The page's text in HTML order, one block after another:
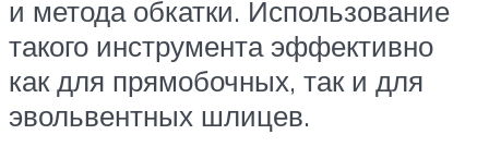
и метода обкатки. Использование
такого инструмента эффективно
как для прямобочных, так и для
эвольвентных шлицев.